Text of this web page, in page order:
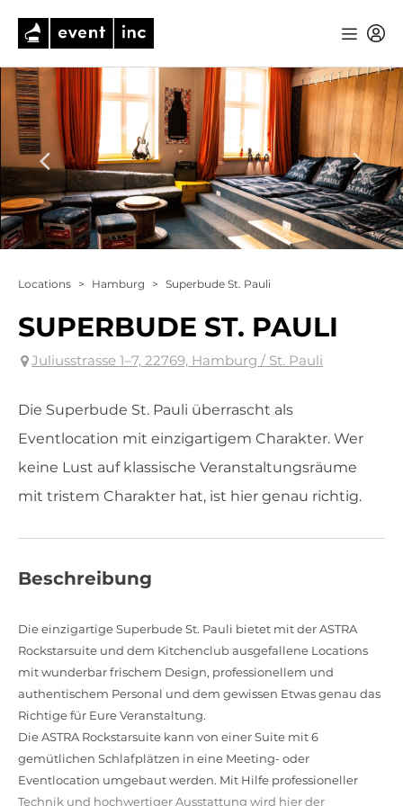
Locations > Hamburg > Superbude St. Pauli
SUPERBUDE ST. PAULI
Juliusstrasse 1–7, 22769, Hamburg / St. Pauli
Die Superbude St. Pauli überrascht als
Eventlocation mit einzigartigem Charakter. Wer
keine Lust auf klassische Veranstaltungsräume
mit tristem Charakter hat, ist hier genau richtig.
Beschreibung
Die einzigartige Superbude St. Pauli bietet mit der ASTRA
Rockstarsuite und dem Kitchenclub ausgefallene Locations
mit wunderbar frischem Design, professionellem und
authentischem Personal und dem gewissen Etwas genau das
Richtige für Eure Veranstaltung.
Die ASTRA Rockstarsuite kann von einer Suite mit 6
gemütlichen Schlafplätzen in eine Meeting- oder
Eventlocation umgebaut werden. Mit Hilfe professioneller
Technik und hochwertiger Ausstattung wird hier der